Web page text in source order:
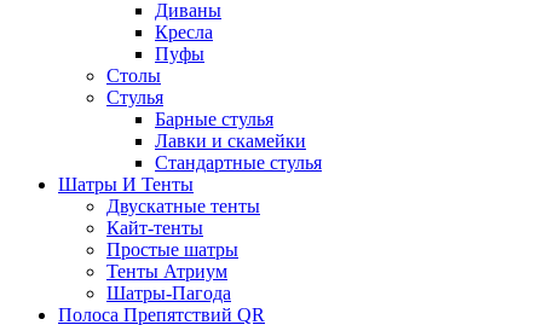
Диваны
Кресла
Пуфы
Столы
Стулья
Барные стулья
Лавки и скамейки
Стандартные стулья
Шатры И Тенты
Двускатные тенты
Кайт-тенты
Простые шатры
Тенты Атриум
Шатры-Пагода
Полоса Препятствий QR